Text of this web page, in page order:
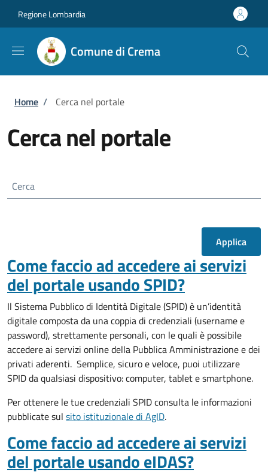
Regione Lombardia
Comune di Crema
Briciole di pane
Home / Cerca nel portale
Cerca nel portale
Cerca
Come faccio ad accedere ai servizi
del portale usando SPID?
Il Sistema Pubblico di Identità Digitale (SPID) è un’identità
digitale composta da una coppia di credenziali (username e
password), strettamente personali, con le quali è possibile
accedere ai servizi online della Pubblica Amministrazione e dei
privati aderenti. Semplice, sicuro e veloce, puoi utilizzare
SPID da qualsiasi dispositivo: computer, tablet e smartphone.
Per ottenere le tue credenziali SPID consulta le informazioni
pubblicate sul sito istituzionale di AgID.
Come faccio ad accedere ai servizi
del portale usando eIDAS?